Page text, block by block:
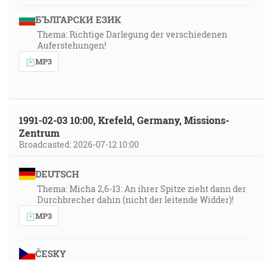
БЪЛГАРСКИ ЕЗИК
Thema: Richtige Darlegung der verschiedenen
Auferstehungen!
MP3
1991-02-03 10:00, Krefeld, Germany, Missions-
Zentrum
Broadcasted: 2026-07-12 10:00
DEUTSCH
Thema: Micha 2,6-13: An ihrer Spitze zieht dann der
Durchbrecher dahin (nicht der leitende Widder)!
MP3
ČESKY